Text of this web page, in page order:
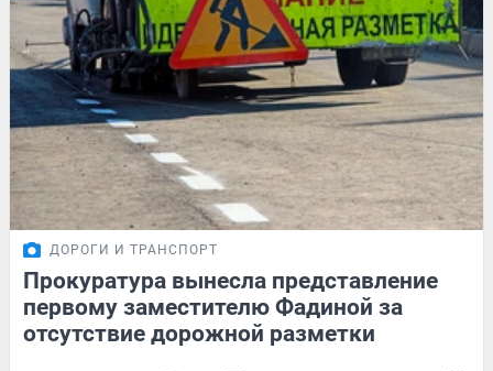
ДОРОГИ И ТРАНСПОРТ
Прокуратура вынесла представление
первому заместителю Фадиной за
отсутствие дорожной разметки